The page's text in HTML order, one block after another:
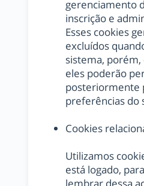
gerenciamento
inscrição e
Esses cookies
excluídos
sistema, porém,
eles poderão
posteriormente
preferências do
Cookies
Utilizamos
está logado,